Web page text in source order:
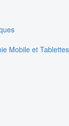
Mobile et Tablettes